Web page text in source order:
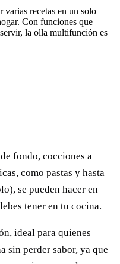
recetas en un solo
Con funciones que
la olla multifunción es
fondo, cocciones a
como pastas y hasta
se pueden hacer en
tener en tu cocina.
ideal para quienes
sin perder sabor, ya que